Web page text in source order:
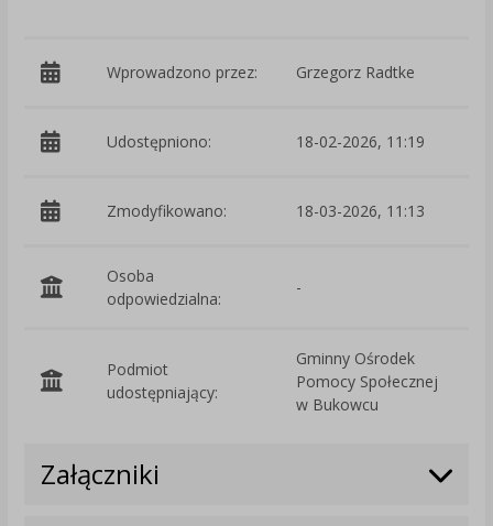
Wprowadzono przez: Grzegorz Radtke
Udostępniono: 18-02-2026, 11:19
Zmodyfikowano: 18-03-2026, 11:13
Osoba
odpowiedzialna:
-
Podmiot
udostępniający:
Gminny Ośrodek
Pomocy Społecznej
w Bukowcu
Załączniki